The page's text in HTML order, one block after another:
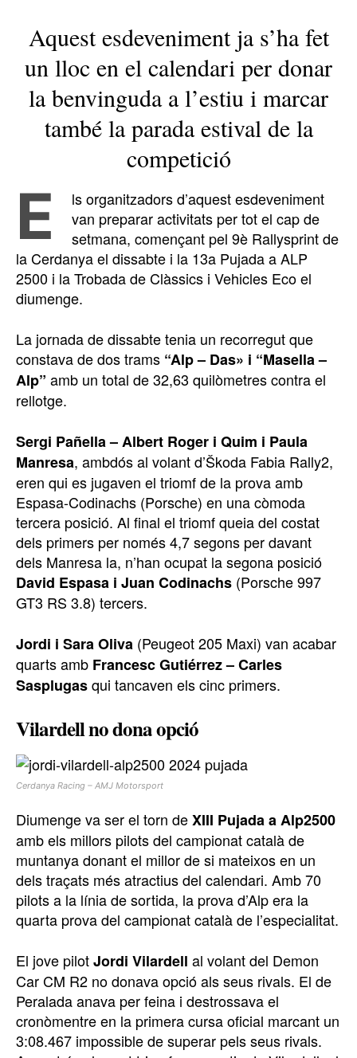
Aquest esdeveniment ja s’ha fet
un lloc en el calendari per donar
la benvinguda a l’estiu i marcar
també la parada estival de la
competició
E
ls organitzadors d’aquest esdeveniment
van preparar activitats per tot el cap de
setmana, començant pel 9è Rallysprint de
la Cerdanya el dissabte i la 13a Pujada a ALP
2500 i la Trobada de Clàssics i Vehicles Eco el
diumenge.
La jornada de dissabte tenia un recorregut que
constava de dos trams “Alp – Das» i “Masella –
Alp” amb un total de 32,63 quilòmetres contra el
rellotge.
Sergi Pañella – Albert Roger i Quim i Paula
Manresa, ambdós al volant d’Škoda Fabia Rally2,
eren qui es jugaven el triomf de la prova amb
Espasa-Codinachs (Porsche) en una còmoda
tercera posició. Al final el triomf queia del costat
dels primers per només 4,7 segons per davant
dels Manresa la, n’han ocupat la segona posició
David Espasa i Juan Codinachs (Porsche 997
GT3 RS 3.8) tercers.
Jordi i Sara Oliva (Peugeot 205 Maxi) van acabar
quarts amb Francesc Gutiérrez – Carles
Sasplugasqui tancaven els cinc primers.
Vilardell no dona opció
Cerdanya Racing – AMJ Motorsport
Diumenge va ser el torn deXIII Pujada a Alp2500
amb els millors pilots del campionat català de
muntanya donant el millor de si mateixos en un
dels traçats més atractius del calendari. Amb 70
pilots a la línia de sortida, la prova d’Alp era la
quarta prova del campionat català de l’especialitat.
El jove pilotJordi Vilardell al volant del Demon
Car CM R2 no donava opció als seus rivals. El de
Peralada anava per feina i destrossava el
cronòmentre en la primera cursa oficial marcant un
3:08.467 impossible de superar pels seus rivals.